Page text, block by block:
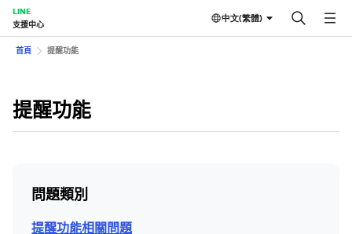
LINE
支援中心
中文(繁體)
首頁 提醒功能
提醒功能
問題類別
提醒功能相關問題